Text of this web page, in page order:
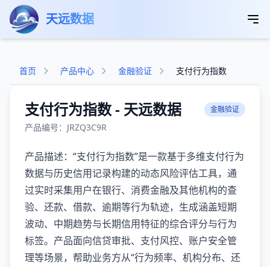
跳转到主要内容
天远数据
首页 产品中心 金融验证 支付行为指数
支付行为指数 - 天远数据 金融验证
产品编号：JRZQ3C9R
产品描述：“支付行为指数”是一款基于多维支付行为
数据与历史信用记录构建的动态风险评估工具，通
过实时采集用户在银行、消费金融及其他机构的查
验、还款、借款、逾期等行为轨迹，生成涵盖短期
波动、中期趋势与长期信用特征的综合评分与行为
标签。产品面向信贷审批、支付风控、账户安全管
理等场景，帮助业务方从“行为频率、机构分布、还